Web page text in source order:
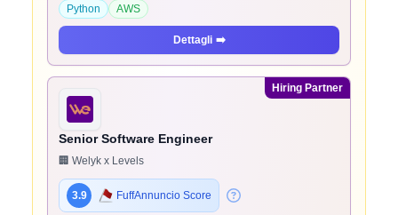
Python AWS
Dettagli ➡️
Hiring Partner
Senior Software Engineer
🏢 Welyk x Levels
3.9 FuffAnnuncio Score